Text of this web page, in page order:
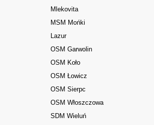
Mlekovita
MSM Mońki
Lazur
OSM Garwolin
OSM Koło
OSM Łowicz
OSM Sierpc
OSM Włoszczowa
SDM Wieluń